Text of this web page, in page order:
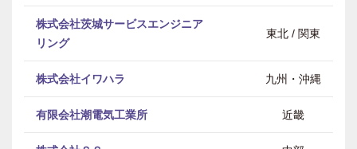
株式会社茨城サービスエンジニア
リング
東北 / 関東
株式会社イワハラ 九州・沖縄
有限会社潮電気工業所 近畿